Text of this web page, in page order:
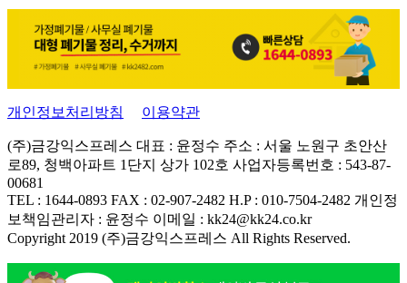
개인정보처리방침 이용약관
(주)금강익스프레스 대표 : 윤정수 주소 : 서울 노원구 초안산
로89, 청백아파트 1단지 상가 102호 사업자등록번호 : 543-87-
00681
TEL : 1644-0893 FAX : 02-907-2482 H.P : 010-7504-2482 개인정
보책임관리자 : 윤정수 이메일 : kk24@kk24.co.kr
Copyright 2019 (주)금강익스프레스 All Rights Reserved.